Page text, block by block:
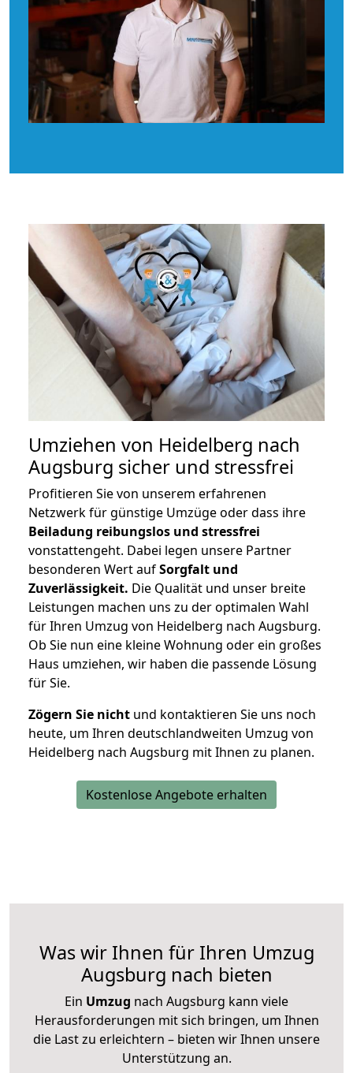
Umziehen von Heidelberg nach
Augsburg sicher und stressfrei
Profitieren Sie von unserem erfahrenen
Netzwerk für günstige Umzüge oder dass ihre
Beiladung reibungslos und stressfrei
vonstattengeht. Dabei legen unsere Partner
besonderen Wert aufSorgfalt und
Zuverlässigkeit. Die Qualität und unser breite
Leistungen machen uns zu der optimalen Wahl
für Ihren Umzug von Heidelberg nach Augsburg.
Ob Sie nun eine kleine Wohnung oder ein großes
Haus umziehen, wir haben die passende Lösung
für Sie.
Zögern Sie nicht und kontaktieren Sie uns noch
heute, um Ihren deutschlandweiten Umzug von
Heidelberg nach Augsburg mit Ihnen zu planen.
Kostenlose Angebote erhalten
Was wir Ihnen für Ihren Umzug
Augsburg nach bieten
Ein Umzug nach Augsburg kann viele
Herausforderungen mit sich bringen, um Ihnen
die Last zu erleichtern – bieten wir Ihnen unsere
Unterstützung an.